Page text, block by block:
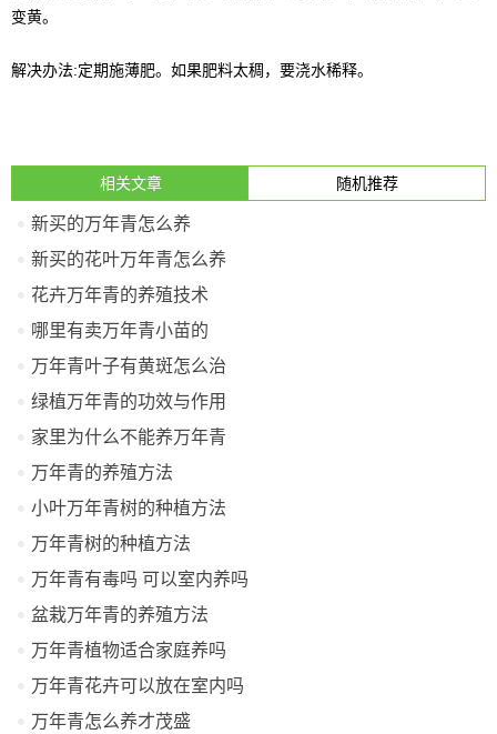
变黄。
解决办法:定期施薄肥。如果肥料太稠，要浇水稀释。
相关文章 随机推荐
新买的万年青怎么养
新买的花叶万年青怎么养
花卉万年青的养殖技术
哪里有卖万年青小苗的
万年青叶子有黄斑怎么治
绿植万年青的功效与作用
家里为什么不能养万年青
万年青的养殖方法
小叶万年青树的种植方法
万年青树的种植方法
万年青有毒吗 可以室内养吗
盆栽万年青的养殖方法
万年青植物适合家庭养吗
万年青花卉可以放在室内吗
万年青怎么养才茂盛